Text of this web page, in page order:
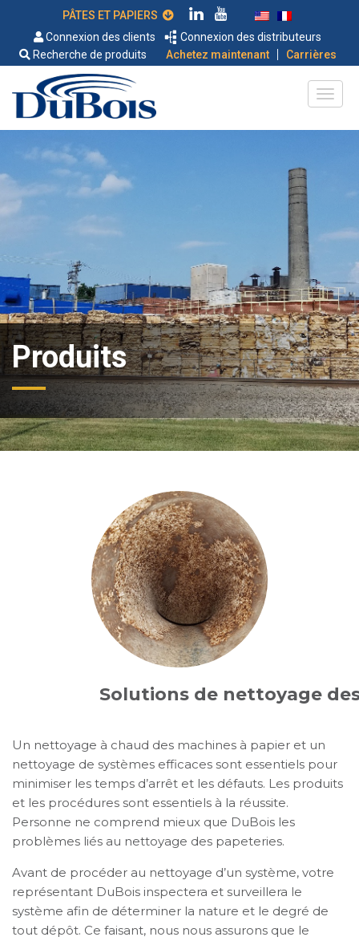
Connexion des clients
Connexion des distributeurs
Recherche de produits
Achetez maintenant | Carrières
Produits
Solutions de nettoyage
Un nettoyage à chaud des machines à papier et un
nettoyage de systèmes efficaces sont essentiels pour
minimiser les temps d’arrêt et les défauts. Les produits
et les procédures sont essentiels à la réussite.
Personne ne comprend mieux que DuBois les
problèmes liés au nettoyage des papeteries.
Avant de procéder au nettoyage d’un système, votre
représentant DuBois inspectera et surveillera le
système afin de déterminer la nature et le degré de
tout dépôt. Ce faisant, nous nous assurons que le